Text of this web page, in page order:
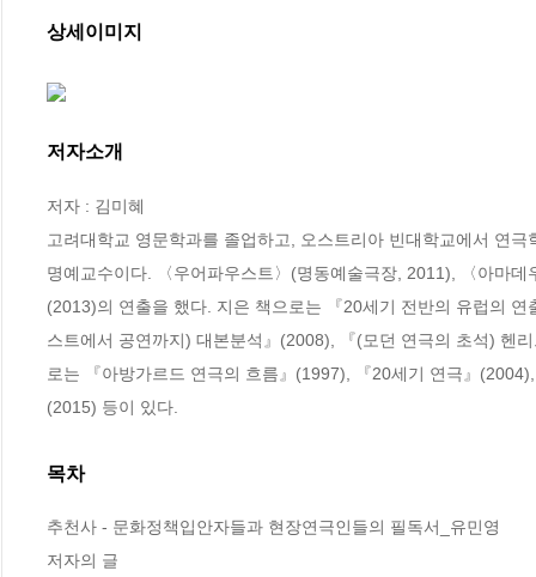
상세이미지
저자소개
저자 : 김미혜
고려대학교 영문학과를 졸업하고, 오스트리아 빈대학교에서 연
명예교수이다. 〈우어파우스트〉(명동예술극장, 2011), 〈아마
(2013)의 연출을 했다. 지은 책으로는 『20세기 전반의 유럽의
스트에서 공연까지) 대본분석』(2008), 『(모던 연극의 초석) 헨
로는 『아방가르드 연극의 흐름』(1997), 『20세기 연극』
(2015) 등이 있다.
목차
추천사 - 문화정책입안자들과 현장연극인들의 필독서_유민영
저자의 글